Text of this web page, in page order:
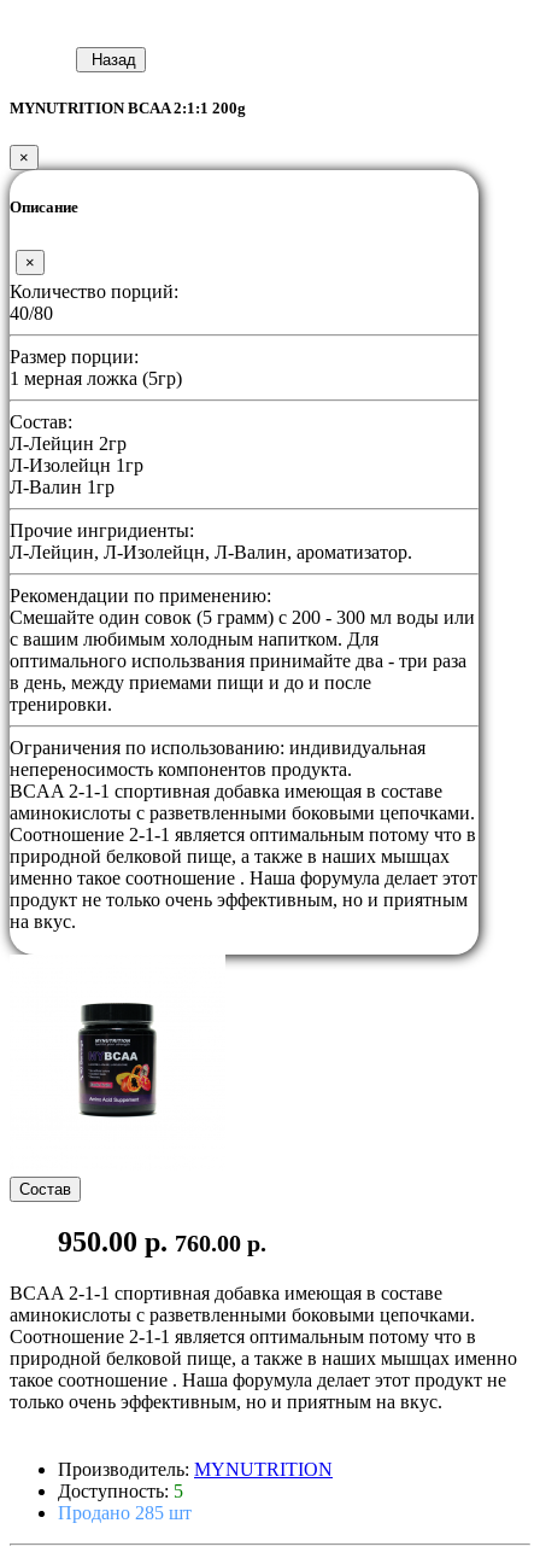
Назад
MYNUTRITION BCAA 2:1:1 200g
×
Описание
×
Количество порций:
40/80
Размер порции:
1 мерная ложка (5гр)
Состав:
Л-Лейцин 2гр
Л-Изолейцн 1гр
Л-Валин 1гр
Прочие ингридиенты:
Л-Лейцин, Л-Изолейцн, Л-Валин, ароматизатор.
Рекомендации по применению:
Смешайте один совок (5 грамм) с 200 - 300 мл воды или
с вашим любимым холодным напитком. Для
оптимального использвания принимайте два - три раза
в день, между приемами пищи и до и после
тренировки.
Ограничения по использованию: индивидуальная
непереносимость компонентов продукта.
BCAA 2-1-1 спортивная добавка имеющая в составе
аминокислоты с разветвленными боковыми цепочками.
Соотношение 2-1-1 является оптимальным потому что в
природной белковой пище, а также в наших мышцах
именно такое соотношение . Наша форумула делает этот
продукт не только очень эффективным, но и приятным
на вкус.
Состав
950.00 р. 760.00 р.
BCAA 2-1-1 спортивная добавка имеющая в составе
аминокислоты с разветвленными боковыми цепочками.
Соотношение 2-1-1 является оптимальным потому что в
природной белковой пище, а также в наших мышцах именно
такое соотношение . Наша форумула делает этот продукт не
только очень эффективным, но и приятным на вкус.
Производитель: MYNUTRITION
Доступность: 5
Продано 285 шт